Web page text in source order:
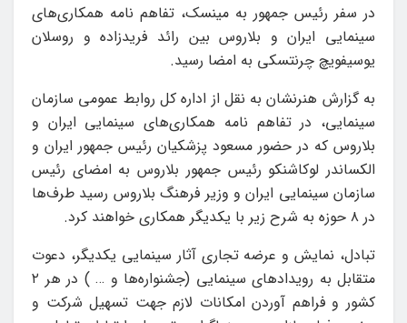
در سفر رئیس جمهور به مینسک، تفاهم نامه همکاری‌های
سینمایی ایران و بلاروس بین رائد فریدزاده و روسلان
یوسیفویچ چرنتسکی به امضا رسید.
به گزارش هنرنشان به نقل از اداره کل روابط عمومی سازمان
سینمایی، در تفاهم نامه همکاری‌های سینمایی ایران و
بلاروس که در حضور مسعود پزشکیان رئیس جمهور ایران و
الکساندر لوکاشنکو رئیس جمهور بلاروس به امضای رئیس
سازمان سینمایی ایران و وزیر فرهنگ بلاروس رسید طرف‌ها
در ۸ حوزه‌ به شرح زیر با یکدیگر همکاری خواهند کرد.
تبادل، نمایش و عرضه تجاری آثار سینمایی یکدیگر، دعوت
متقابل به رویدادهای سینمایی (جشنواره‌ها و … ) در هر ۲
کشور و فراهم آوردن امکانات لازم جهت تسهیل شرکت و